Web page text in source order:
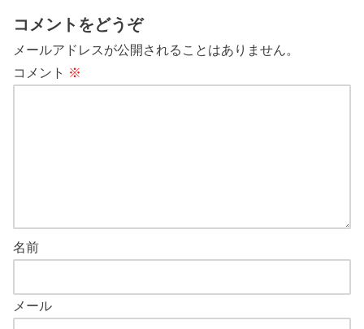
コメントをどうぞ
メールアドレスが公開されることはありません。
コメント ※
名前
メール